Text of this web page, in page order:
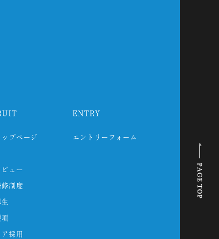
プページ
ュー
制度
採用
ENTRY
エントリーフォーム